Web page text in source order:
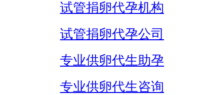
试管捐卵代孕机构
试管捐卵代孕公司
专业供卵代生助孕
专业供卵代生咨询